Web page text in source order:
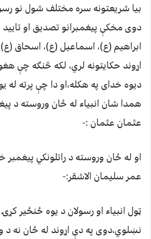
بیا شریعتونه سره مختلف شول نو
دوی مخکې پیغمبرانو تصدیق او
ابراهیم (ع)، اسماعیل (ع)، اسحاق
اړوند حکایتونه لري، لکه څنګه چې
دیوه خدای په هکله،او دا چې پرته له
همدا شان انبیاء له ځان وروسته د
عثمان عثمان :-
او له ځان وروسته د راتلونکي
عمر سلیمان الاشقر:-
ټول انبیاء او رسولان د یوه ځنځیر
نښلوي،دوی په دې اړوند له ځان نه د